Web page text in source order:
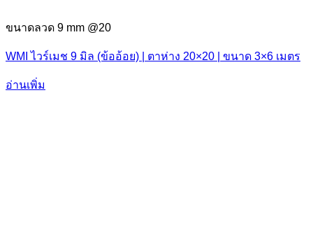
ขนาดลวด 9 mm @20
WMI ไวร์เมช 9 มิล (ข้ออ้อย) | ตาห่าง 20×20 | ขนาด 3×6 เมตร
อ่านเพิ่ม